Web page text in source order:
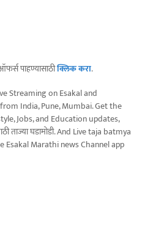
पाहण्यासाठीक्लिक करा.
Streaming on Esakal and
India, Pune, Mumbai. Get the
Jobs, and Education updates,
ताज्या घडामोडी. And Live taja batmya
Esakal Marathi news Channel app